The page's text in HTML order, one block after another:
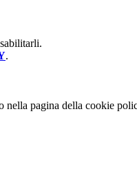
.
nella pagina della cookie